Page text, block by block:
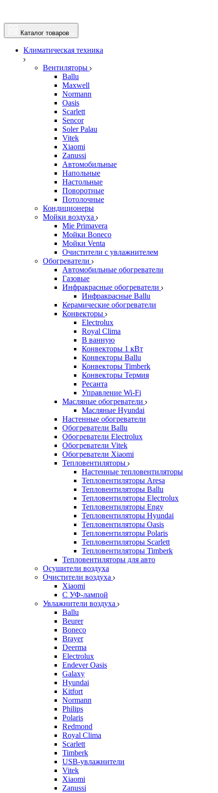
Каталог товаров
Климатическая техника
Вентиляторы
Ballu
Maxwell
Normann
Oasis
Scarlett
Sencor
Soler Palau
Vitek
Xiaomi
Zanussi
Автомобильные
Напольные
Настольные
Поворотные
Потолочные
Кондиционеры
Мойки воздуха
Mie Primavera
Мойки Boneco
Мойки Venta
Очистители с увлажнителем
Обогреватели
Автомобильные обогреватели
Газовые
Инфракрасные обогреватели
Инфракрасные Ballu
Керамические обогреватели
Конвекторы
Electrolux
Royal Clima
В ванную
Конвекторы 1 кВт
Конвекторы Ballu
Конвекторы Timberk
Конвекторы Термия
Ресанта
Управление Wi-Fi
Масляные обогреватели
Масляные Hyundai
Настенные обогреватели
Обогреватели Ballu
Обогреватели Electrolux
Обогреватели Vitek
Обогреватели Xiaomi
Тепловентиляторы
Настенные тепловентиляторы
Тепловентиляторы Aresa
Тепловентиляторы Ballu
Тепловентиляторы Electrolux
Тепловентиляторы Engy
Тепловентиляторы Hyundai
Тепловентиляторы Oasis
Тепловентиляторы Polaris
Тепловентиляторы Scarlett
Тепловентиляторы Timberk
Тепловентиляторы для авто
Осушители воздуха
Очистители воздуха
Xiaomi
С УФ-лампой
Увлажнители воздуха
Ballu
Beurer
Boneco
Brayer
Deerma
Electrolux
Endever Oasis
Galaxy
Hyundai
Kitfort
Normann
Philips
Polaris
Redmond
Royal Clima
Scarlett
Timberk
USB-увлажнители
Vitek
Xiaomi
Zanussi